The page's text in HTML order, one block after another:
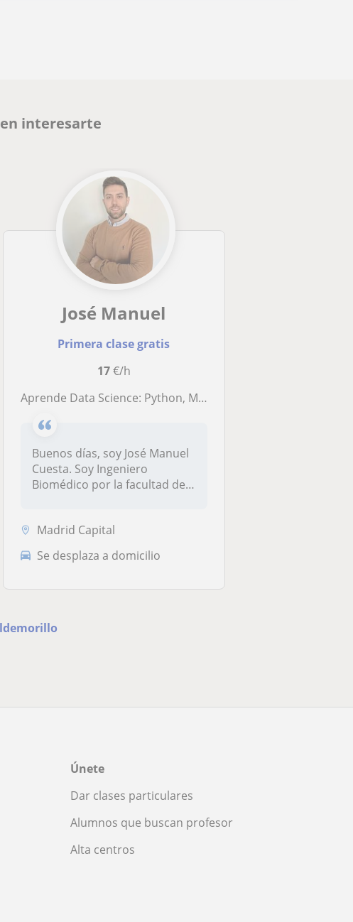
interesarte
José Manuel
Primera clase gratis
17€/h
Aprende Data Science: Python, Matemáticas e Inteligencia Artificial a un paso
Buenos días, soy José Manuel
Cuesta. Soy Ingeniero
Biomédico por la facultad de
Madrid Capital
Se desplaza a domicilio
Únete
Dar clases particulares
Alumnos que buscan profesor
Alta centros